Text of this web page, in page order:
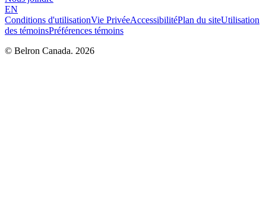
EN
Conditions d'utilisationVie PrivéeAccessibilitéPlan du siteUtilisation
des témoinsPréférences témoins
© Belron Canada. 2026